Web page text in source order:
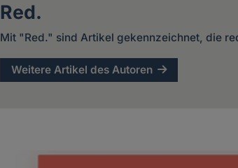
Red.
Mit "Red." sind Artikel gekennzeichnet, die
Weitere Artikel des Autoren